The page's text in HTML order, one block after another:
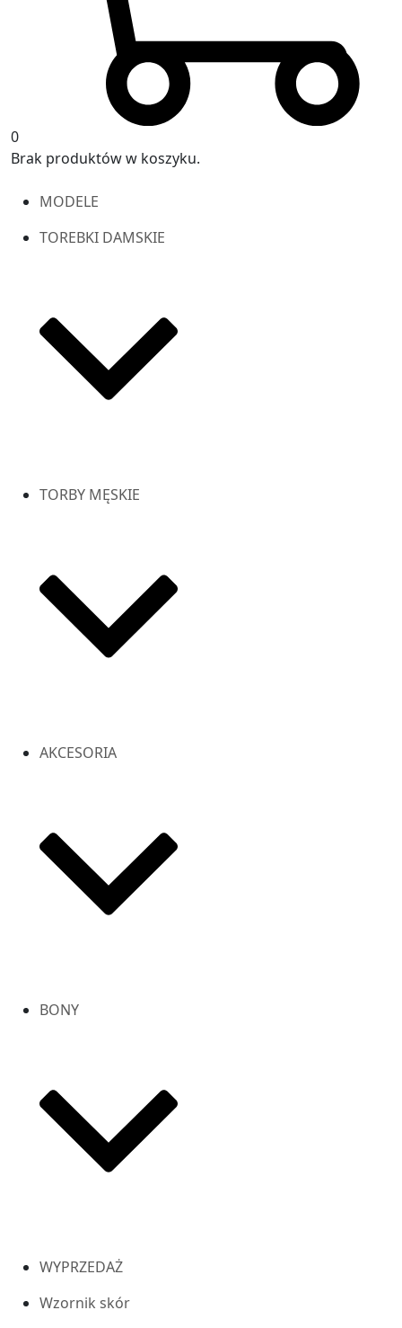
0
Brak produktów w koszyku.
MODELE
TOREBKI DAMSKIE
TORBY MĘSKIE
AKCESORIA
BONY
WYPRZEDAŻ
Wzornik skór